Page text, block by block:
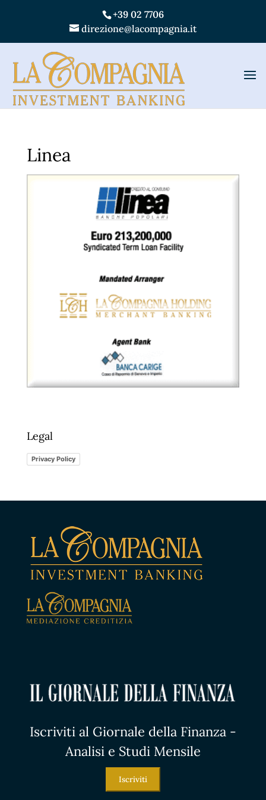
+39 02 7706
direzione@lacompagnia.it
Linea
Legal
Privacy Policy
Iscriviti al Giornale della Finanza -
Analisi e Studi Mensile
Iscriviti